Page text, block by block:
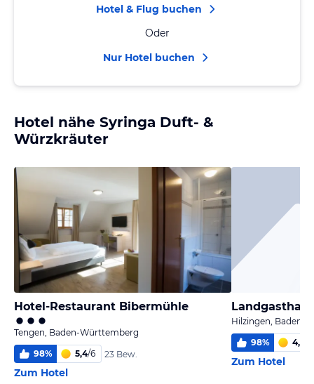
Hotel & Flug buchen
Oder
Nur Hotel buchen
Hotel nähe Syringa Duft- &
Würzkräuter
Hotel-Restaurant Bibermühle
Tengen, Baden-Württemberg
98% 5,4/6 23 Bew.
Zum Hotel
Hilzingen, Baden-
98% 4,9
Zum Hotel